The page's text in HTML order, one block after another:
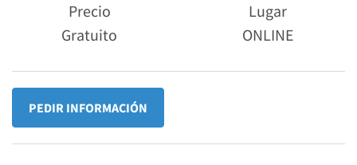
Precio
Gratuito
Lugar
ONLINE
PEDIR INFORMACIÓN